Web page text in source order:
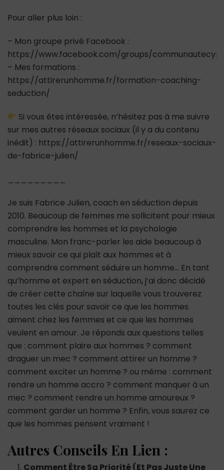
Pour aller plus loin :
– Mon groupe privé Facebook :
https://www.facebook.com/groups/
– Mes formations :
https://attirerunhomme.fr/formation-coaching-
seduction/
Si vous êtes intéressée, n’hésitez pas à me suivre
sur mes autres réseaux sociaux (il y a du contenu
inédit) : https://attirerunhomme.fr/reseaux-sociaux-
de-fabrice-julien/
Je suis Fabrice Julien, coach en séduction depuis
2010. Beaucoup de femmes me sollicitent pour mieux
comprendre les hommes et la psychologie
masculine. Mon franc-parler les aide beaucoup à
mieux savoir ce qui plaît aux hommes et à
comprendre comment séduire un homme… En tant
qu’homme et expert en séduction, j’ai donc décidé
de créer cette chaîne sur laquelle vous trouverez
toutes les clés pour savoir ce que les hommes
aiment chez les femmes et ce que les hommes
veulent en amour. Je réponds aux questions telles
que : comment plaire aux hommes ? comment
draguer un mec ? comment attirer un homme ?
comment exciter un homme ? ou même : comment
rendre un homme accro ? comment manquer à un
mec ? comment rendre un homme amoureux ?
comment garder un homme ? Enfin, vous saurez ce
que les hommes pensent vraiment !
Autres Conseils En Lien :
Comment Être Sa Priorité (Et Pas Juste Une